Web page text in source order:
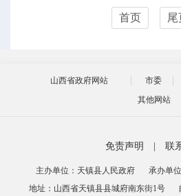
首页 尾
山西省政府网站 市委
其他网站
免责声明 联
主办单位：天镇县人民政府
承办单
地址：山西省天镇县县城府南东街1号